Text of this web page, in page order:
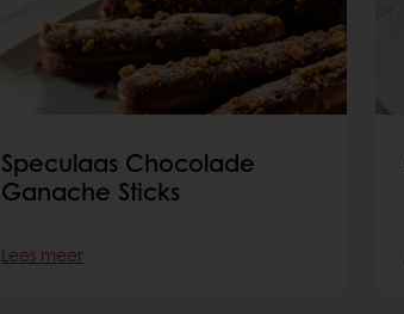
Speculaas Chocolade
Ganache Sticks
Lees meer